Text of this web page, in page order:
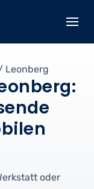
Leonberg
oder